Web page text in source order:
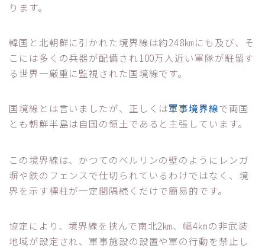
ります。
韓国と北朝鮮に引かれた境界線は約248㎞にも及び、そ
こには多くの兵器が配備され100万人近い軍隊が駐留す
る世界一厳重に監視された国境線です。
国境線とは言いましたが、正しくは軍事境界線で両国
とも朝鮮半島は自国の領土であると主張しています。
この境界線は、かつてのベルリンの壁のようにレンガ
塀や鉄のフェンスで仕切られているわけではなく、境
界を示す標柱が一定間隔続くだけで簡易的です。
協定により、境界線を挟んで南北2㎞、幅4㎞の非武装
地域が設定され、軍事施設の設置や軍の行動を禁止し